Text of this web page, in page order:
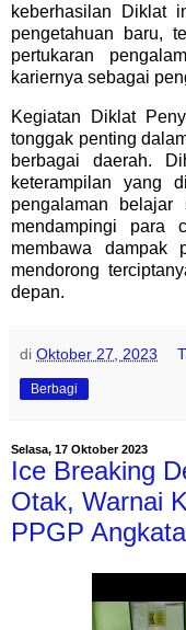
keberhasilan Diklat
pengetahuan baru,
pertukaran
kariernya sebagai
Kegiatan Diklat
tonggak penting
berbagai daerah.
keterampilan yang
pengalaman belajar
mendampingi para
membawa dampak
mendorong
depan.
di Oktober 27, 2023
Berbagi
Selasa, 17 Oktober 2023
Ice Breaking
Otak, Warnai
PPGP